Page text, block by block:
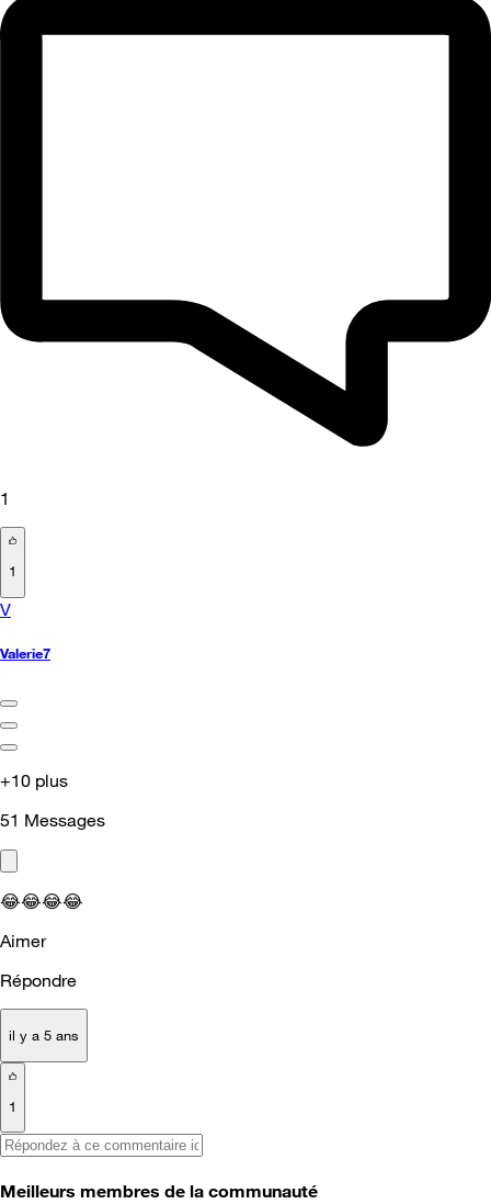
1
1
V
Valerie7
+10 plus
51 Messages
😂😂😂😂
Aimer
Répondre
il y a 5 ans
1
Meilleurs membres de la communauté